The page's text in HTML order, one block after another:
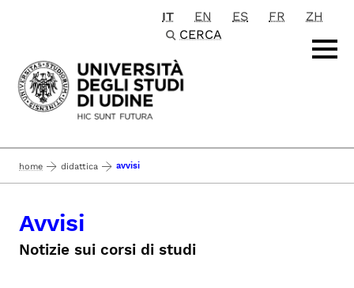
Passa al contenuto principale
IT EN ES FR
ZH
CERCA
home didattica avvisi
Avvisi
Notizie sui corsi di studi